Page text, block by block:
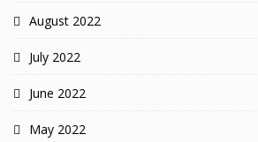
August 2022
July 2022
June 2022
May 2022